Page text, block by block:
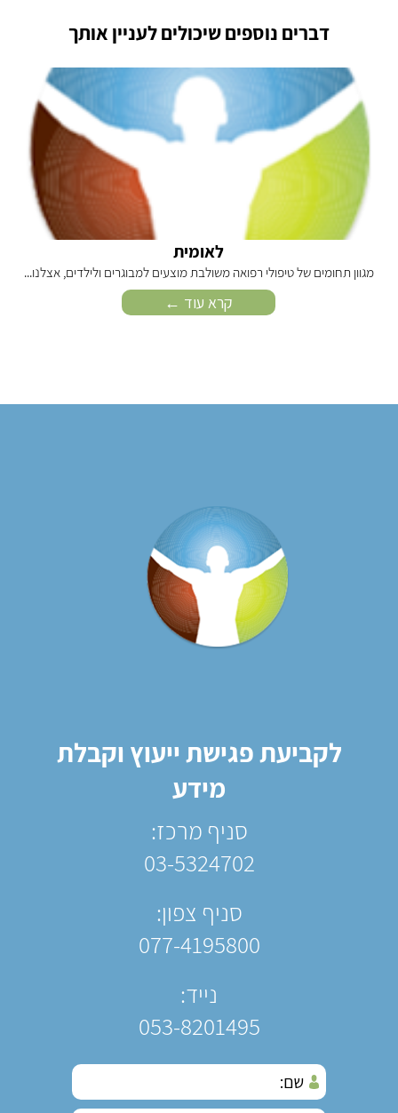
דברים נוספים שיכולים לעניין אותך
לאומית
מגוון תחומים של טיפולי רפואה משולבת מוצעים למבוגרים ולילדים, אצלנו...
קרא עוד ←
לקביעת פגישת ייעוץ וקבלת
מידע
סניף מרכז:
03-5324702
סניף צפון:
077-4195800
נייד:
053-8201495